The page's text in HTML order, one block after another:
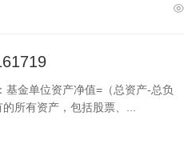
金单位资产净值=（总资产-总负
所有资产，包括股票、...